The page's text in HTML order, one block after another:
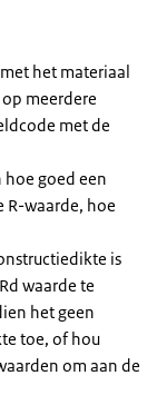
het materiaal
meerdere
met de
hoe goed een
R-waarde, hoe
is
waarde te
het geen
toe, of hou
om aan de